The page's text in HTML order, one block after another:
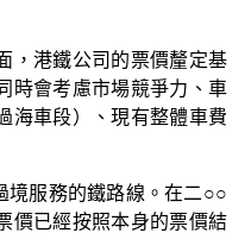
，港鐵公司的票價釐定基
時會考慮市場競爭力、車
海車段）、現有整體車費
境服務的鐵路線。在二○○
價已經按照本身的票價結